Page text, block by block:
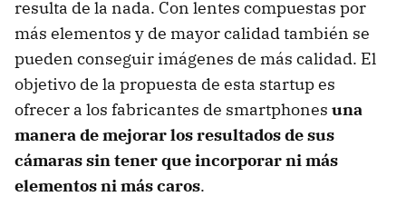
resulta de la nada. Con lentes compuestas por
más elementos y de mayor calidad también se
pueden conseguir imágenes de más calidad. El
objetivo de la propuesta de esta startup es
ofrecer a los fabricantes de smartphones una
manera de mejorar los resultados de sus
cámaras sin tener que incorporar ni más
elementos ni más caros.